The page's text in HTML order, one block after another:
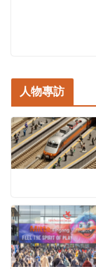
人物專訪